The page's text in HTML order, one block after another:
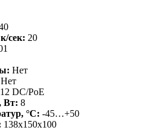
сек: 20
Нет
Нет
12 DC/PoE
Вт: 8
°С: -45…+50
138х150х100